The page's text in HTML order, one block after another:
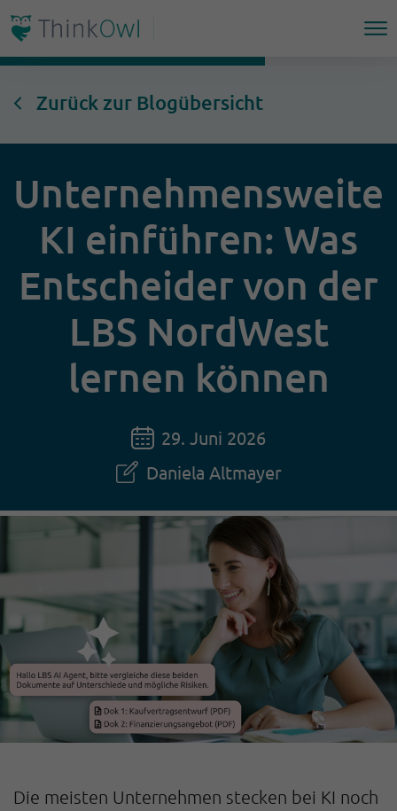
Zurück zur Blogübersicht
Unternehmensweite
KI einführen: Was
Entscheider von der
LBS NordWest
lernen können
29. Juni 2026
Daniela Altmayer
Die meisten Unternehmen stecken bei KI noch